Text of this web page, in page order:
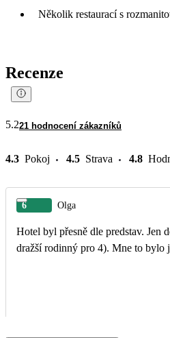
Několik restaurací s
Recenze
5.221 hodnocení zákazníků
4.3 Pokoj 4.5 Strava 4.8
6 Olga
Hotel byl přesně dle predstav.
dražší rodinný pro 4). Mne to bylo